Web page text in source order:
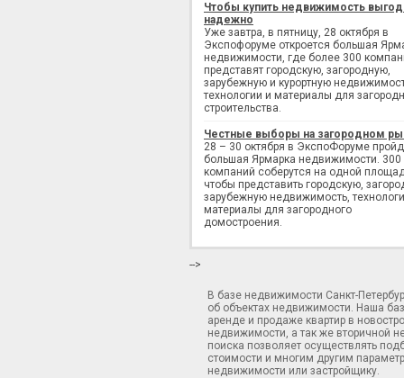
Чтобы купить недвижимость
надежно
Уже завтра, в пятницу, 28 октября в
Экспофоруме откроется большая
недвижимости, где более 300
представят городскую, загородную,
зарубежную и курортную
технологии и материалы для
строительства.
Честные выборы на загородном
28 – 30 октября в ЭкспоФоруме
большая Ярмарка недвижимости. 300
компаний соберутся на одной
чтобы представить городскую,
зарубежную недвижимость,
материалы для загородного
домостроения.
-->
В базе недвижимости Санкт-
об объектах недвижимости. Наша
аренде и продаже квартир в
недвижимости, а так же вторичной
поиска позволяет осуществлять
стоимости и многим другим
недвижимости или застройщику.